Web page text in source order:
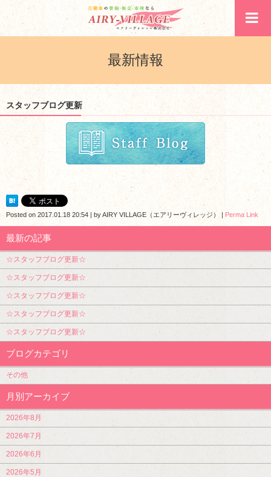
最新情報
スタッフブログ更新
Posted on 2017.01.18 20:54 | byAIRY VILLAGE（エアリーヴィレッジ） | Perma Link
最新の記事
☆スタッフブログ更新☆
☆スタッフブログ更新☆
☆スタッフブログ更新☆
☆スタッフブログ更新☆
☆スタッフブログ更新☆
ブログカテゴリ
その他
月別アーカイブ
2026年8月
2026年7月
2026年6月
2026年5月